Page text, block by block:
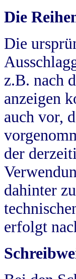
Die
Die
z.B. nach
anzeigen
auch vor,
der
dahinter
erfolgt